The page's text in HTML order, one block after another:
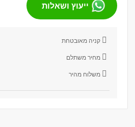
ייעוץ ושאלות
קניה מאובטחת
מחיר משתלם
משלוח מהיר